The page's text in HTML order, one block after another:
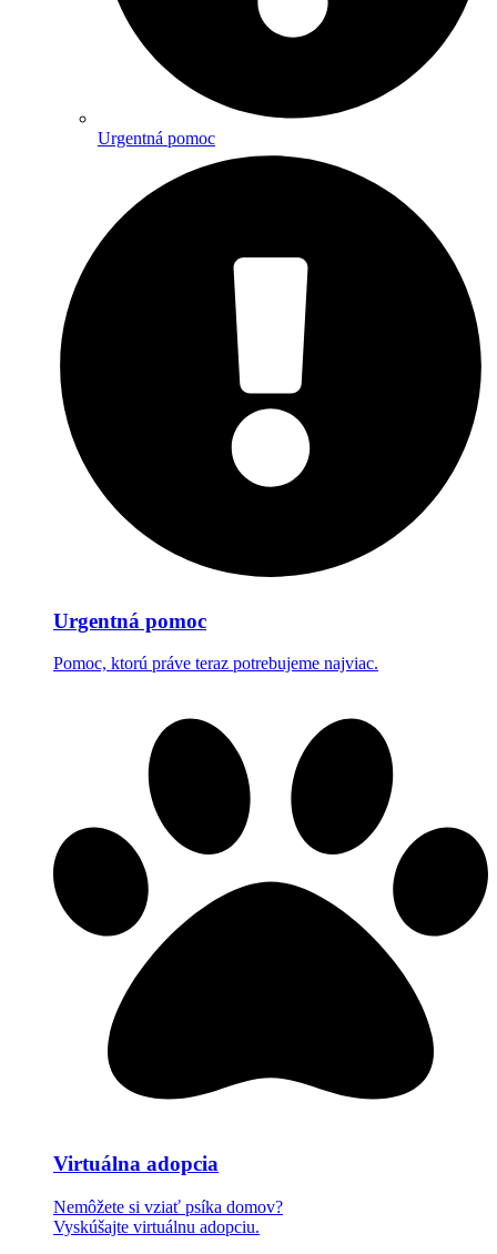
Urgentná pomoc
Urgentná pomoc
Pomoc, ktorú práve teraz potrebujeme najviac.
Virtuálna adopcia
Nemôžete si vziať psíka domov?
Vyskúšajte virtuálnu adopciu.